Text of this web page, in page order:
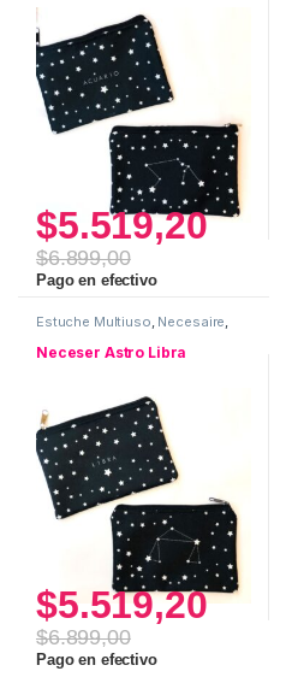
$5.519,20
$6.899,00
Pago en efectivo
Estuche Multiuso, Necesaire,
Neceser Astro Libra
$5.519,20
$6.899,00
Pago en efectivo